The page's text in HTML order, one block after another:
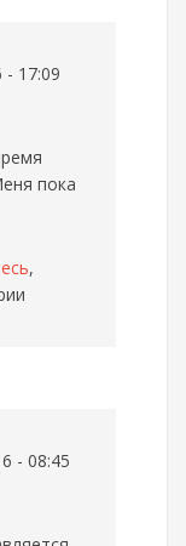
17:09
пока
,
- 08:45